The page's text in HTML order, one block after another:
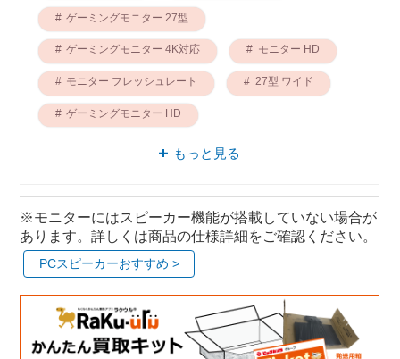
ゲーミングモニター 27型
ゲーミングモニター 4K対応 モニター HD
モニター フレッシュレート 27型 ワイド
ゲーミングモニター HD
ゲーミングモニター フレッシュレート
もっと見る
※モニターにはスピーカー機能が搭載していない場合が
あります。詳しくは商品の仕様詳細をご確認ください。
PCスピーカーおすすめ >